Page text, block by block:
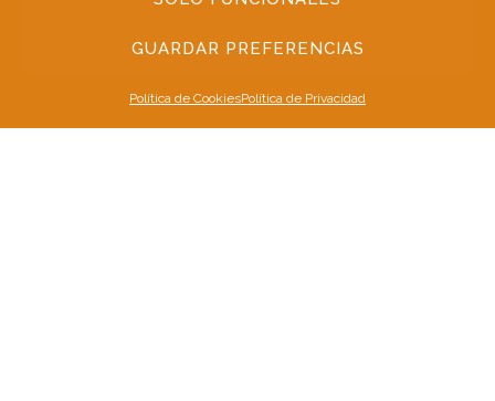
GUARDAR PREFERENCIAS
Política de CookiesPolítica de Privacidad